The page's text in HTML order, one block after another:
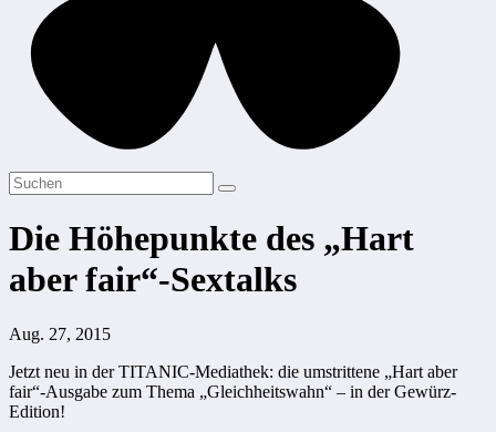
Die Höhepunkte des „Hart
aber fair“-Sextalks
Aug. 27, 2015
Jetzt neu in der TITANIC-Mediathek: die umstrittene „Hart aber
fair“-Ausgabe zum Thema „Gleichheitswahn“ – in der Gewürz-
Edition!